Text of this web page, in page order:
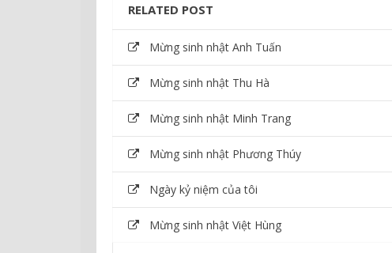
RELATED POST
Mừng sinh nhật Anh Tuấn
Mừng sinh nhật Thu Hà
Mừng sinh nhật Minh Trang
Mừng sinh nhật Phương Thúy
Ngày kỷ niệm của tôi
Mừng sinh nhật Việt Hùng